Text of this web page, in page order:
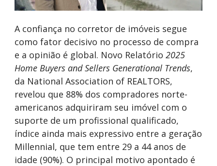
A confiança no corretor de imóveis segue
como fator decisivo no processo de compra
e a opinião é global. Novo Relatório 2025
Home Buyers and Sellers Generational Trends,
da National Association of REALTORS,
revelou que 88% dos compradores norte-
americanos adquiriram seu imóvel com o
suporte de um profissional qualificado,
índice ainda mais expressivo entre a geração
Millennial, que tem entre 29 a 44 anos de
idade (90%). O principal motivo apontado é